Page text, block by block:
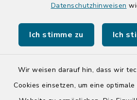
Datenschutzhinweisen
Ich stimme zu Ich
Wir weisen darauf hin, dass wir
Cookies einsetzen, um eine
Tourist-Info der Stadt Bad